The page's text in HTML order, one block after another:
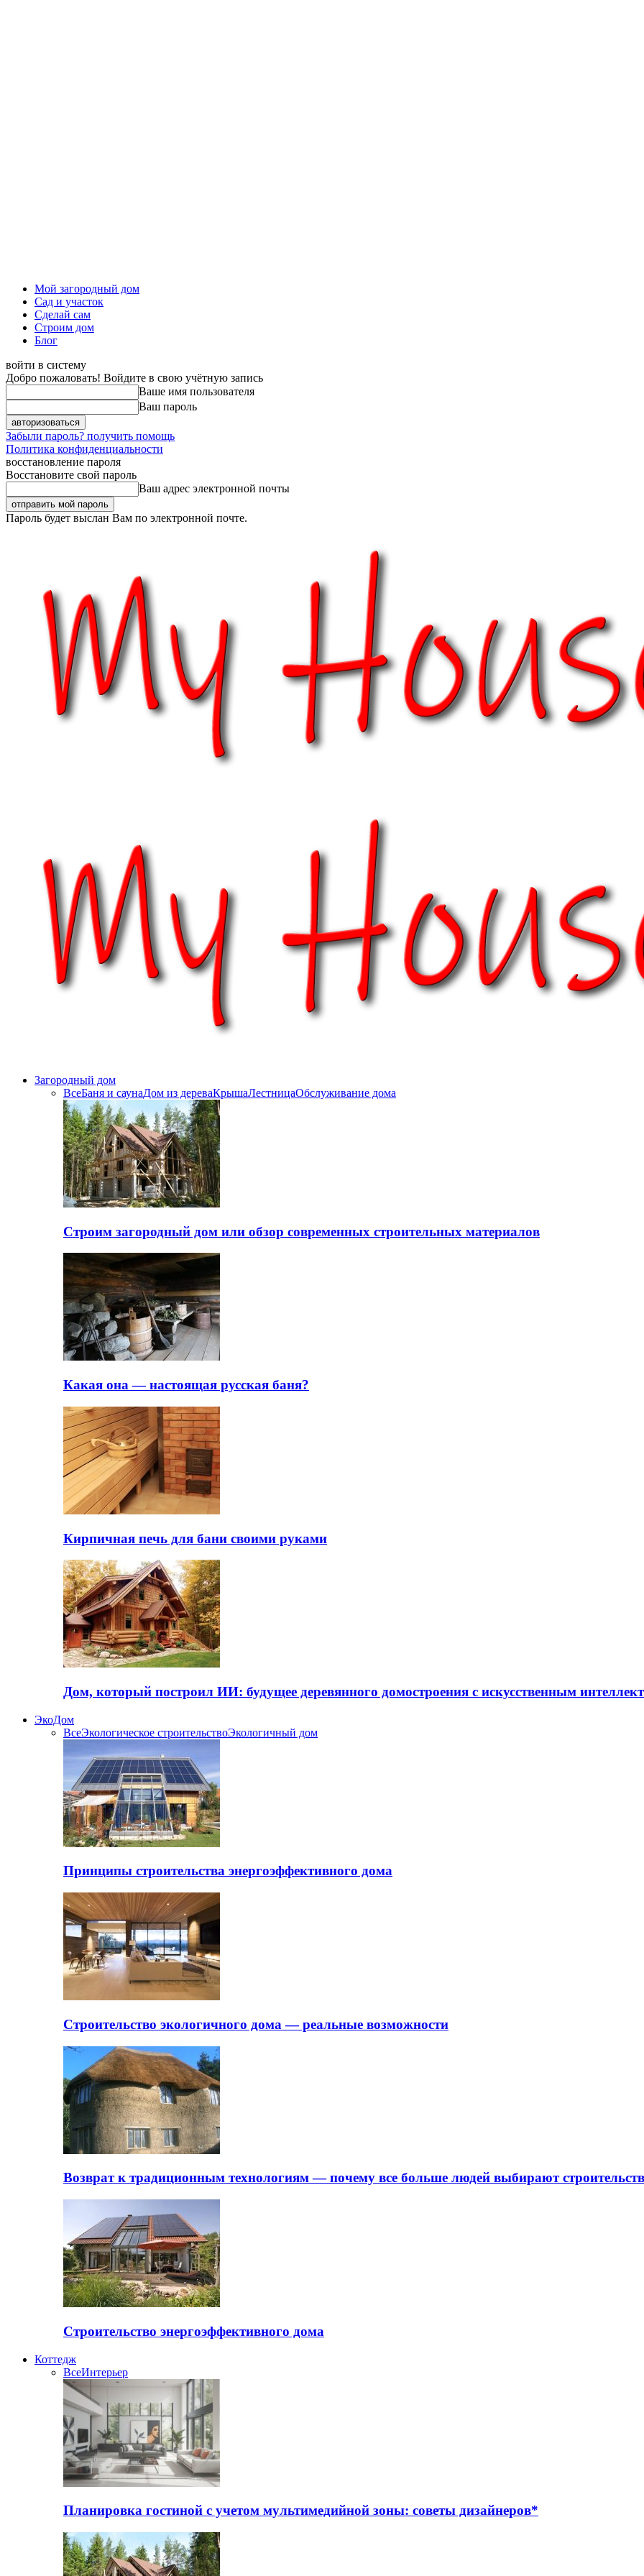
Мой загородный дом
Сад и участок
Сделай сам
Строим дом
Блог
войти в систему
Добро пожаловать! Войдите в свою учётную запись
Ваше имя пользователя
Ваш пароль
Забыли пароль? получить помощь
Политика конфиденциальности
восстановление пароля
Восстановите свой пароль
Ваш адрес электронной почты
Пароль будет выслан Вам по электронной почте.
Загородный дом
ВсеБаня и саунаДом из дереваКрышаЛестницаОбслуживание дома
Строим загородный дом или обзор современных строительных материалов
Какая она — настоящая русская баня?
Кирпичная печь для бани своими руками
Дом, который построил ИИ: будущее деревянного домостроения с искусственным
ЭкоДом
ВсеЭкологическое строительствоЭкологичный дом
Принципы строительства энергоэффективного дома
Строительство экологичного дома — реальные возможности
Возврат к традиционным технологиям — почему все больше людей выбирают
Строительство энергоэффективного дома
Коттедж
ВсеИнтерьер
Планировка гостиной с учетом мультимедийной зоны: советы дизайнеров*